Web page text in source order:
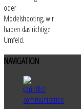
oder
Modelshooting, wir
haben das richtige
Umfeld.
NAVIGATION